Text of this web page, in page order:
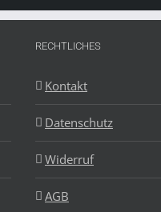
RECHTLICHES
Kontakt
Datenschutz
Widerruf
AGB